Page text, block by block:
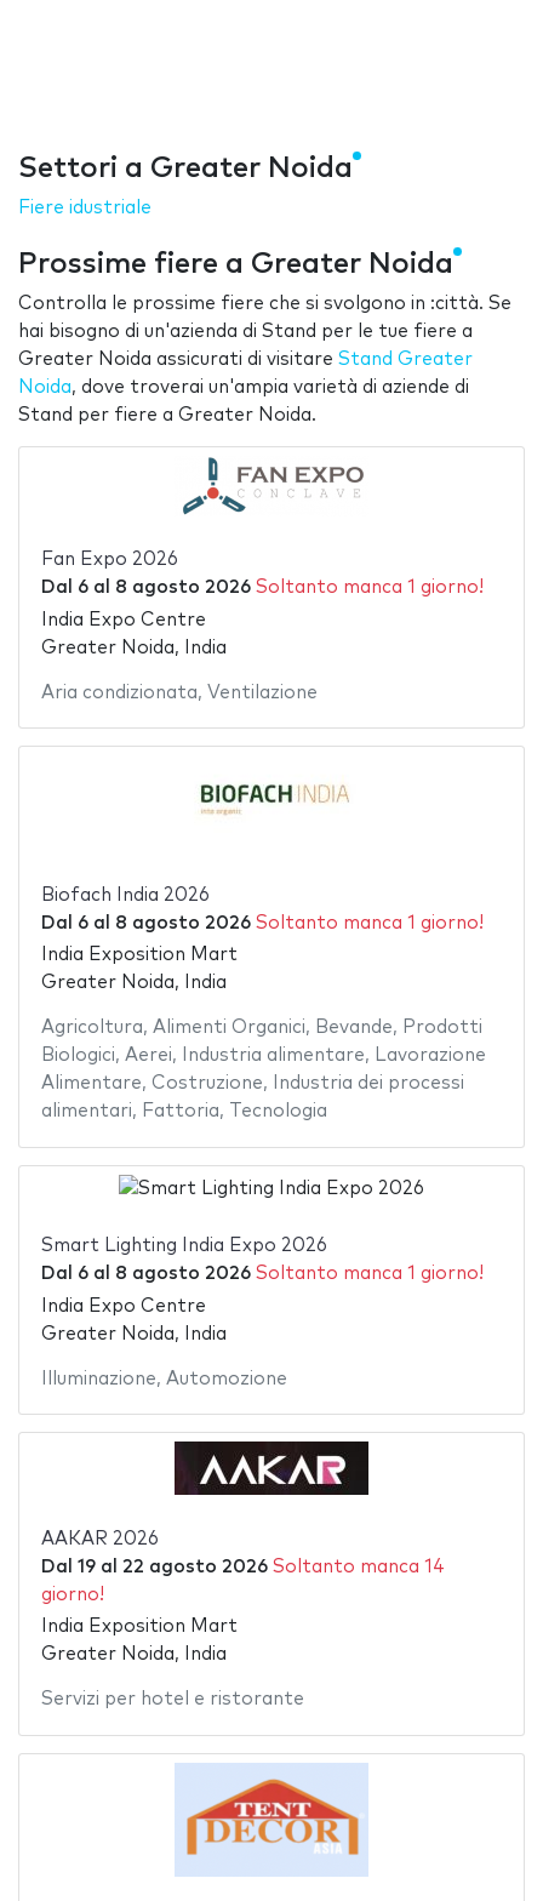
Settori a Greater Noida
Fiere idustriale
Prossime fiere a Greater Noida
Controlla le prossime fiere che si svolgono in :città. Se
hai bisogno di un'azienda di Stand per le tue fiere a
Greater Noida assicurati di visitare Stand Greater
Noida, dove troverai un'ampia varietà di aziende di
Stand per fiere a Greater Noida.
Fan Expo 2026
Dal 6al 8 agosto 2026 Soltanto manca 1 giorno!
India Expo Centre
Greater Noida, India
Aria condizionata, Ventilazione
Biofach India 2026
Dal 6al 8 agosto 2026 Soltanto manca 1 giorno!
India Exposition Mart
Greater Noida, India
Agricoltura, Alimenti Organici, Bevande, Prodotti
Biologici, Aerei, Industria alimentare, Lavorazione
Alimentare, Costruzione,
Industria dei processi
alimentari, Fattoria, Tecnologia
Smart Lighting India Expo 2026
Dal 6al 8 agosto 2026 Soltanto manca 1 giorno!
India Expo Centre
Greater Noida, India
Illuminazione, Automozione
AAKAR 2026
Dal 19al 22 agosto 2026 Soltanto manca 14
giorno!
India Exposition Mart
Greater Noida, India
Servizi per hotel e ristorante